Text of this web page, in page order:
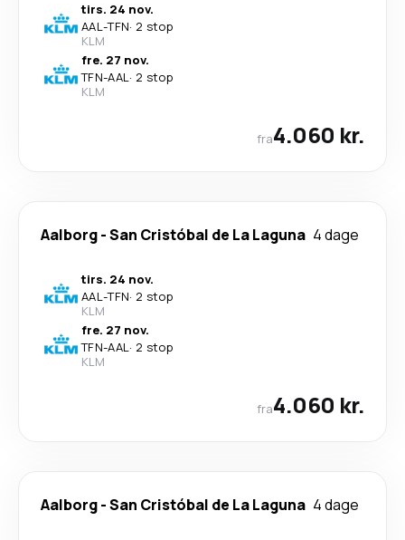
tirs. 24 nov.
AAL-TFN· 2 stop
KLM
fre. 27 nov.
TFN-AAL· 2 stop
KLM
fra4.060 kr.
Aalborg-San Cristóbal de La Laguna 4 dage
tirs. 24 nov.
AAL-TFN· 2 stop
KLM
fre. 27 nov.
TFN-AAL· 2 stop
KLM
fra4.060 kr.
Aalborg-San Cristóbal de La Laguna 4 dage